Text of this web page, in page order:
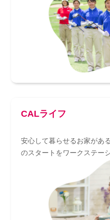
CALライフ
安心して暮らせるお家があ
のスタートをワークステー